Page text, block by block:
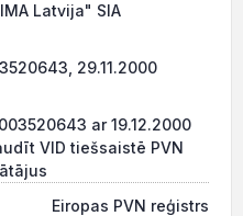
Latvija" SIA
29.11.2000
ar 19.12.2000
VID tiešsaistē PVN
Eiropas PVN reģistrs